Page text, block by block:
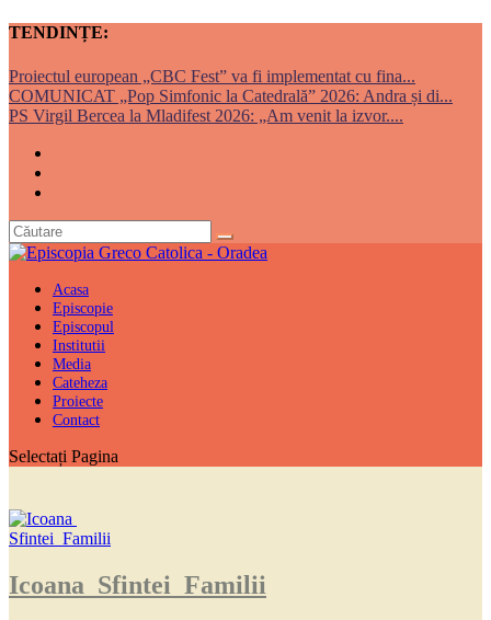
TENDINȚE:
Proiectul european „CBC Fest” va fi implementat cu fina...
COMUNICAT „Pop Simfonic la Catedrală” 2026: Andra și di...
PS Virgil Bercea la Mladifest 2026: „Am venit la izvor....
Acasa
Episcopie
Episcopul
Institutii
Media
Cateheza
Proiecte
Contact
Selectați Pagina
Icoana Sfintei Familii